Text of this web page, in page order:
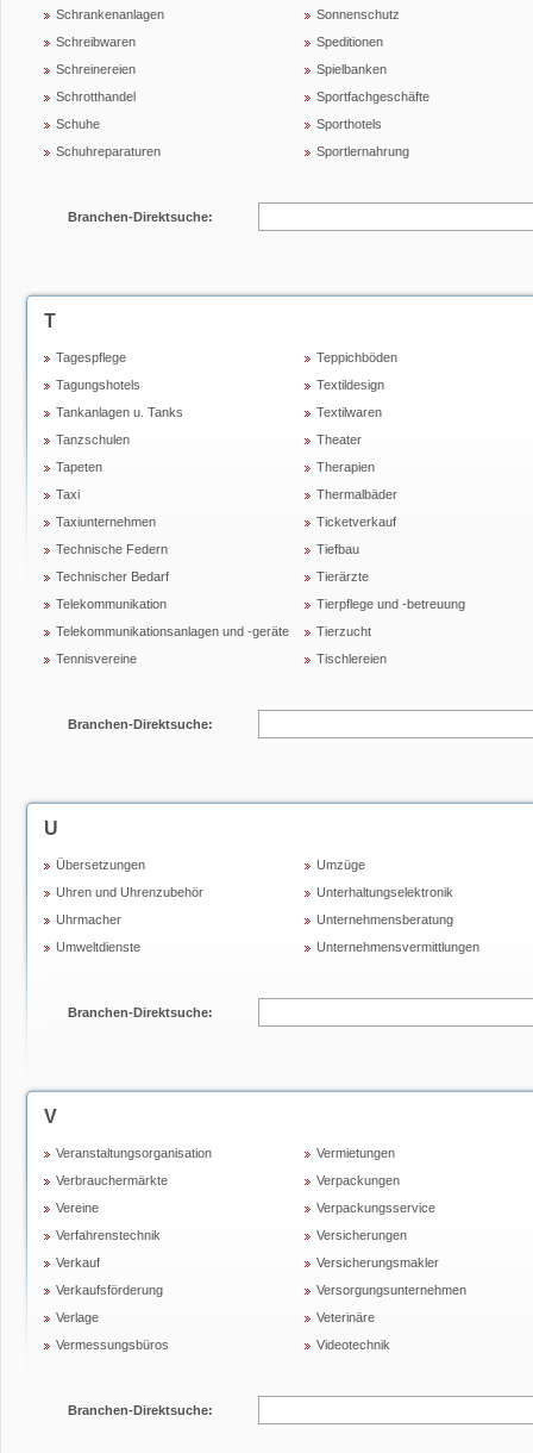
Schrankenanlagen
Schreibwaren
Schreinereien
Schrotthandel
Schuhe
Schuhreparaturen
Sonnenschutz
Speditionen
Spielbanken
Sportfachgeschäfte
Sporthotels
Sportlernahrung
Branchen-Direktsuche:
T
Tagespflege
Tagungshotels
Tankanlagen u. Tanks
Tanzschulen
Tapeten
Taxi
Taxiunternehmen
Technische Federn
Technischer Bedarf
Telekommunikation
Telekommunikationsanlagen und -geräte
Tennisvereine
Teppichböden
Textildesign
Textilwaren
Theater
Therapien
Thermalbäder
Ticketverkauf
Tiefbau
Tierärzte
Tierpflege und -betreuung
Tierzucht
Tischlereien
Branchen-Direktsuche:
U
Übersetzungen
Uhren und Uhrenzubehör
Uhrmacher
Umweltdienste
Umzüge
Unterhaltungselektronik
Unternehmensberatung
Unternehmensvermittlungen
Branchen-Direktsuche:
V
Veranstaltungsorganisation
Verbrauchermärkte
Vereine
Verfahrenstechnik
Verkauf
Verkaufsförderung
Verlage
Vermessungsbüros
Vermietungen
Verpackungen
Verpackungsservice
Versicherungen
Versicherungsmakler
Versorgungsunternehmen
Veterinäre
Videotechnik
Branchen-Direktsuche: